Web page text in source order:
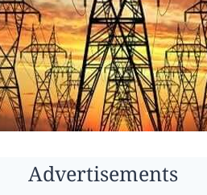
Advertisements